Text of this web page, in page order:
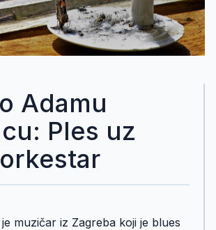
Adamu
Ples uz
muzičar iz Zagreba koji je blues